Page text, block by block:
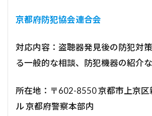
京都府防犯協会連合会
対応内容：盗聴器発見後の防犯対
る一般的な相談、防犯機器の紹介
所在地：〒602-8550 京都市上京
ル 京都府警察本部内